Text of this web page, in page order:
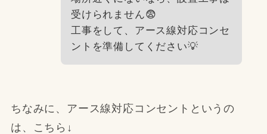
受けられません😨
工事をして、アース線対応コンセ
ントを準備してください💡
ちなみに、アース線対応コンセントというの
は、こちら↓